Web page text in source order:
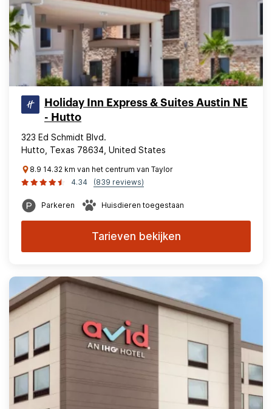
Holiday Inn Express & Suites Austin NE
- Hutto
323 Ed Schmidt Blvd.
Hutto, Texas 78634, United States
8.9 14.32 km van het centrum van Taylor
4.34
(839 reviews)
Parkeren Huisdieren toegestaan
Tarieven bekijken